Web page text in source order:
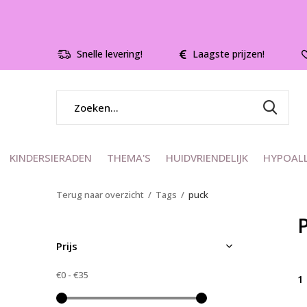
KINDERSIERADEN THEMA'S HUIDVRIENDELIJK
Snelle levering! Laagste prijzen!
Terug naar overzicht Tags puck
1
Prijs
€0 - €35